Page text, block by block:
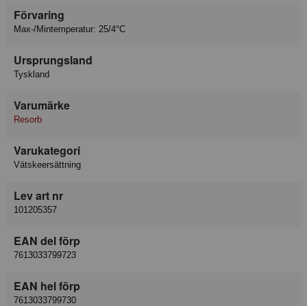
Förvaring
Max-/Mintemperatur: 25/4°C
Ursprungsland
Tyskland
Varumärke
Resorb
Varukategori
Vätskeersättning
Lev art nr
101205357
EAN del förp
7613033799723
EAN hel förp
7613033799730